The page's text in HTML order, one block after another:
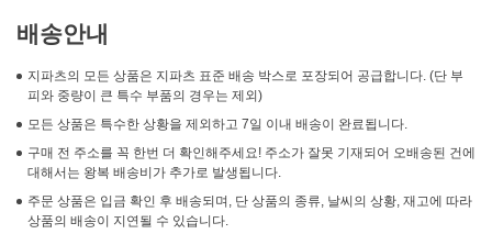
배송안내
지파츠의 모든 상품은 지파츠 표준 배송 박스로 포장되어 공급합니다. (단 부
피와 중량이 큰 특수 부품의 경우는 제외)
모든 상품은 특수한 상황을 제외하고 7일 이내 배송이 완료됩니다.
구매 전 주소를 꼭 한번 더 확인해주세요! 주소가 잘못 기재되어 오배송된 건에
대해서는 왕복 배송비가 추가로 발생됩니다.
주문 상품은 입금 확인 후 배송되며, 단 상품의 종류, 날씨의 상황, 재고에 따라
상품의 배송이 지연될 수 있습니다.